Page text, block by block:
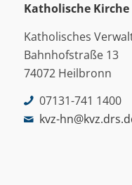
Katholische
Katholisches
Bahnhofstraße 13
74072 Heilbronn
07131-741 1400
kvz-